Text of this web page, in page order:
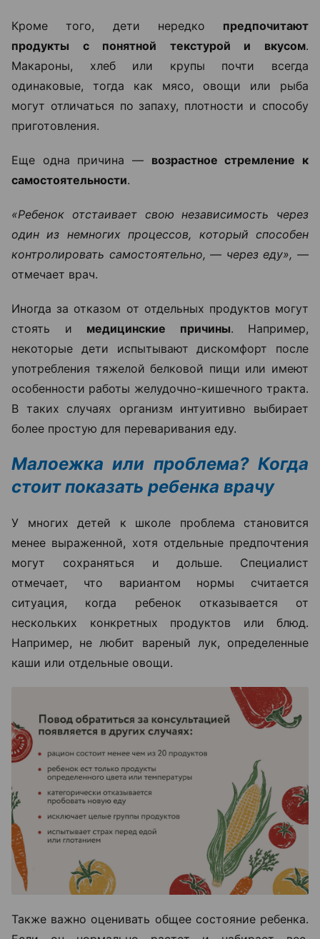
Кроме того, дети нередко предпочитают
продукты с понятной текстурой и вкусом.
Макароны, хлеб или крупы почти всегда
одинаковые, тогда как мясо, овощи или рыба
могут отличаться по запаху, плотности и способу
приготовления.
Еще одна причина — возрастное стремление к
самостоятельности.
«Ребенок отстаивает свою независимость через
один из немногих процессов, который способен
контролировать самостоятельно, — через еду», —
отмечает врач.
Иногда за отказом от отдельных продуктов могут
стоять и медицинские причины. Например,
некоторые дети испытывают дискомфорт после
употребления тяжелой белковой пищи или имеют
особенности работы желудочно-кишечного тракта.
В таких случаях организм интуитивно выбирает
более простую для переваривания еду.
Малоежка или проблема? Когда
стоит показать ребенка врачу
У многих детей к школе проблема становится
менее выраженной, хотя отдельные предпочтения
могут сохраняться и дольше. Специалист
отмечает, что вариантом нормы считается
ситуация, когда ребенок отказывается от
нескольких конкретных продуктов или блюд.
Например, не любит вареный лук, определенные
каши или отдельные овощи.
Также важно оценивать общее состояние ребенка.